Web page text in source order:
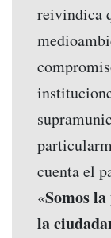
reivindica
cuenta el
«Somos
la